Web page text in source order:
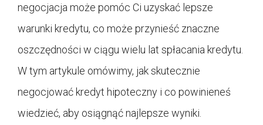
negocjacja może pomóc Ci uzyskać lepsze
warunki kredytu, co może przynieść znaczne
oszczędności w ciągu wielu lat spłacania kredytu.
W tym artykule omówimy, jak skutecznie
negocjować kredyt hipoteczny i co powinieneś
wiedzieć, aby osiągnąć najlepsze wyniki.